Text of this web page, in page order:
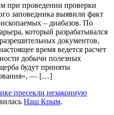
при проведении проверки
заповедника выявили факт
– диабазов. По
который разрабатывался
документов,
время ведется расчет
добычи полезных
будут приняты
— […]
пресекли незаконную
Наш Крым.